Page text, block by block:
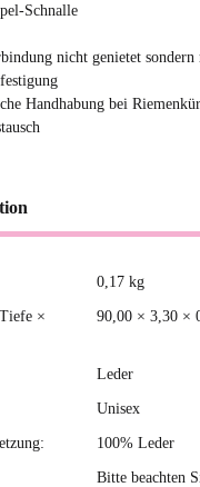
Schnalle
nicht genietet sondern
Handhabung bei
0,17 kg
×
90,00 × 3,30 ×
Leder
Unisex
100% Leder
Bitte beachten